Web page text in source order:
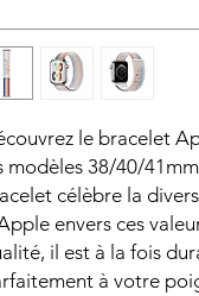
le bracelet
modèles 38/40/
célèbre la
envers ces
il est à la fois
à votre